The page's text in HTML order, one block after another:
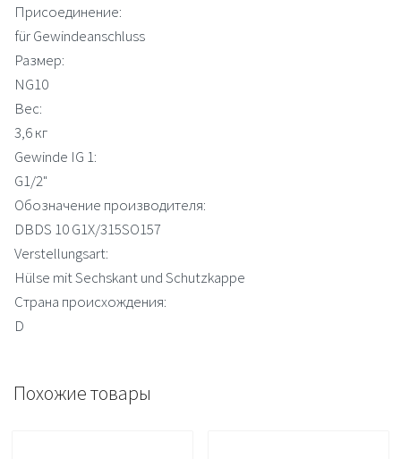
Присоединение:
für Gewindeanschluss
Размер:
NG10
Вес:
3,6 кг
Gewinde IG 1:
G1/2"
Обозначение производителя:
DBDS 10 G1X/315SO157
Verstellungsart:
Hülse mit Sechskant und Schutzkappe
Страна происхождения:
D
Похожие товары